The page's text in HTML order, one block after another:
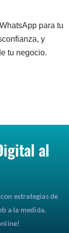
para tu
y
tu negocio.
al
estrategias de
a la medida.